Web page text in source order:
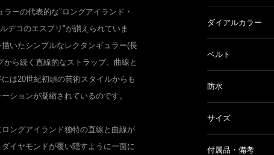
ーの代表的な"ロングアイランド・
デコのエスプリ"が讃えられていま
いたシンプルなレクタンギュラー(長
ら続く直線的なストラップ、曲線と
は20世紀初頭の芸術スタイルからも
ションが凝縮されているのです。
ングアイランド独特の直線と曲線が
イヤモンドが覆い隠すように一面に
ダイアルカラー
ベルト
防水
サイズ
付属品・備考